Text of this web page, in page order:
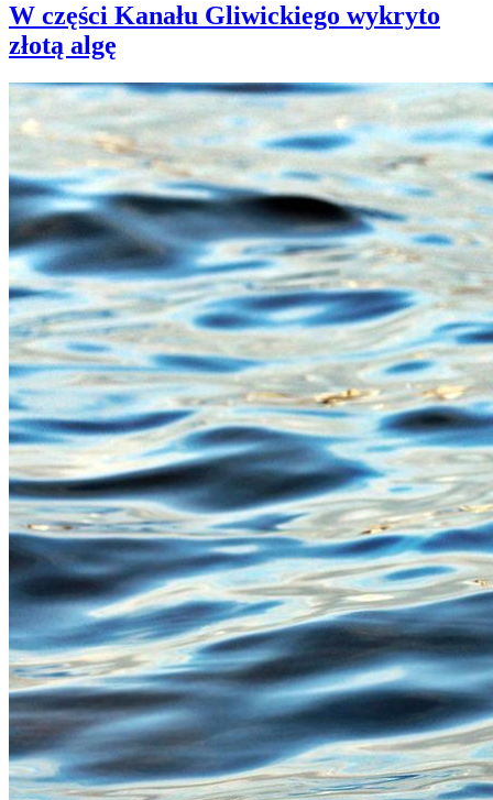
W części Kanału Gliwickiego wykryto
złotą algę